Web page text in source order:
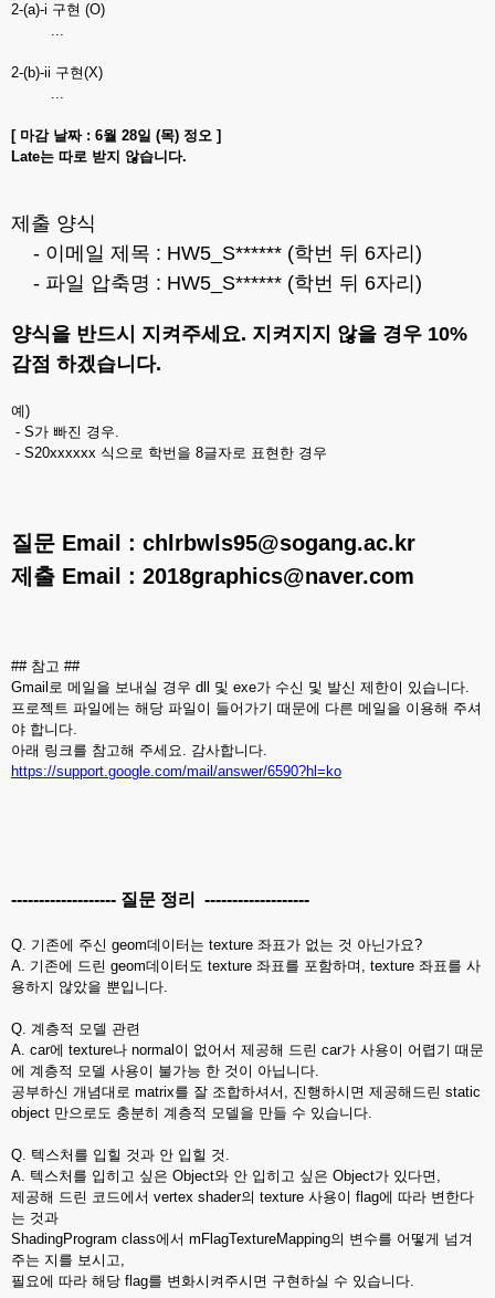
2-(a)-i 구현 (O)
...
2-(b)-ii 구현(X)
...
[ 마감 날짜 : 6월 28일 (목) 정오 ]
Late는 따로 받지 않습니다.
제출 양식
- 이메일 제목 : HW5_S****** (학번 뒤 6자리)
- 파일 압축명 : HW5_S****** (학번 뒤 6자리)
양식을 반드시 지켜주세요. 지켜지지 않을 경우 10%
감점 하겠습니다.
예)
- S가 빠진 경우.
- S20xxxxxx 식으로 학번을 8글자로 표현한 경우
질문 Email : chlrbwls95@sogang.ac.kr
제출 Email : 2018graphics@naver.com
## 참고 ##
Gmail로 메일을 보내실 경우 dll 및 exe가 수신 및 발신 제한이 있습니다.
프로젝트 파일에는 해당 파일이 들어가기 때문에 다른 메일을 이용해 주셔
야 합니다.
아래 링크를 참고해 주세요. 감사합니다.
https://support.google.com/mail/answer/6590?hl=ko
------------------- 질문 정리 -------------------
Q. 기존에 주신 geom데이터는 texture 좌표가 없는 것 아닌가요?
A. 기존에 드린 geom데이터도 texture 좌표를 포함하며, texture 좌표를 사
용하지 않았을 뿐입니다.
Q. 계층적 모델 관련
A. car에 texture나 normal이 없어서 제공해 드린 car가 사용이 어렵기 때문
에 계층적 모델 사용이 불가능 한 것이 아닙니다.
공부하신 개념대로 matrix를 잘 조합하셔서, 진행하시면 제공해드린 static
object 만으로도 충분히 계층적 모델을 만들 수 있습니다.
Q. 텍스처를 입힐 것과 안 입힐 것.
A. 텍스처를 입히고 싶은 Object와 안 입히고 싶은 Object가 있다면,
제공해 드린 코드에서 vertex shader의 texture 사용이 flag에 따라 변한다
는 것과
ShadingProgram class에서 mFlagTextureMapping의 변수를 어떻게 넘겨
주는 지를 보시고,
필요에 따라 해당 flag를 변화시켜주시면 구현하실 수 있습니다.